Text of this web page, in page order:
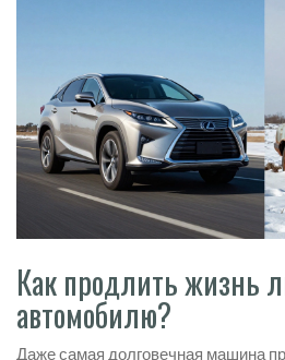
Как продлить жизнь
автомобилю?
Даже самая долговечная машина